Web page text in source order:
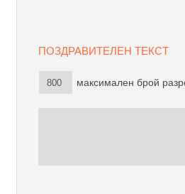
ПОЗДРАВИТЕЛЕН ТЕКСТ
максимален брой